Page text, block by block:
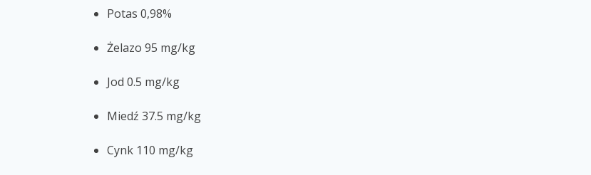
Potas 0,98%
Żelazo 95 mg/kg
Jod 0.5 mg/kg
Miedź 37.5 mg/kg
Cynk 110 mg/kg